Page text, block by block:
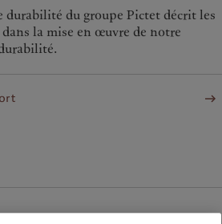
durabilité du groupe Pictet décrit les
dans la mise en œuvre de notre